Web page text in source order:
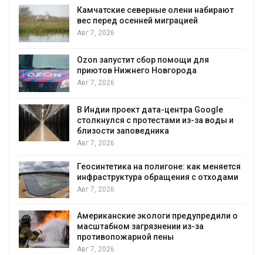
олени набирают
помощи для
центра Google
из-за воды и
как меняется
с отходами
предупредили о
из-за
Тайфун, засуха и
несколько регионов
Солнечные панели над
воду
Авг 7, 2026
Авг 7, 2026
уборку контейнерных
Авг 7, 2026